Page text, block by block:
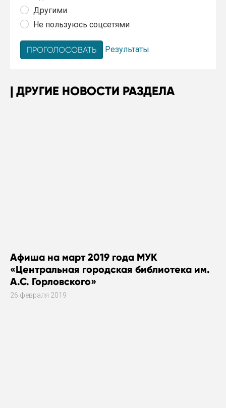
Другими
Не пользуюсь соцсетями
Результаты
ДРУГИЕ НОВОСТИ РАЗДЕЛА
Афиша на март 2019 года МУК
«Центральная городская библиотека им.
А.С. Горловского»
26 февраля 2019